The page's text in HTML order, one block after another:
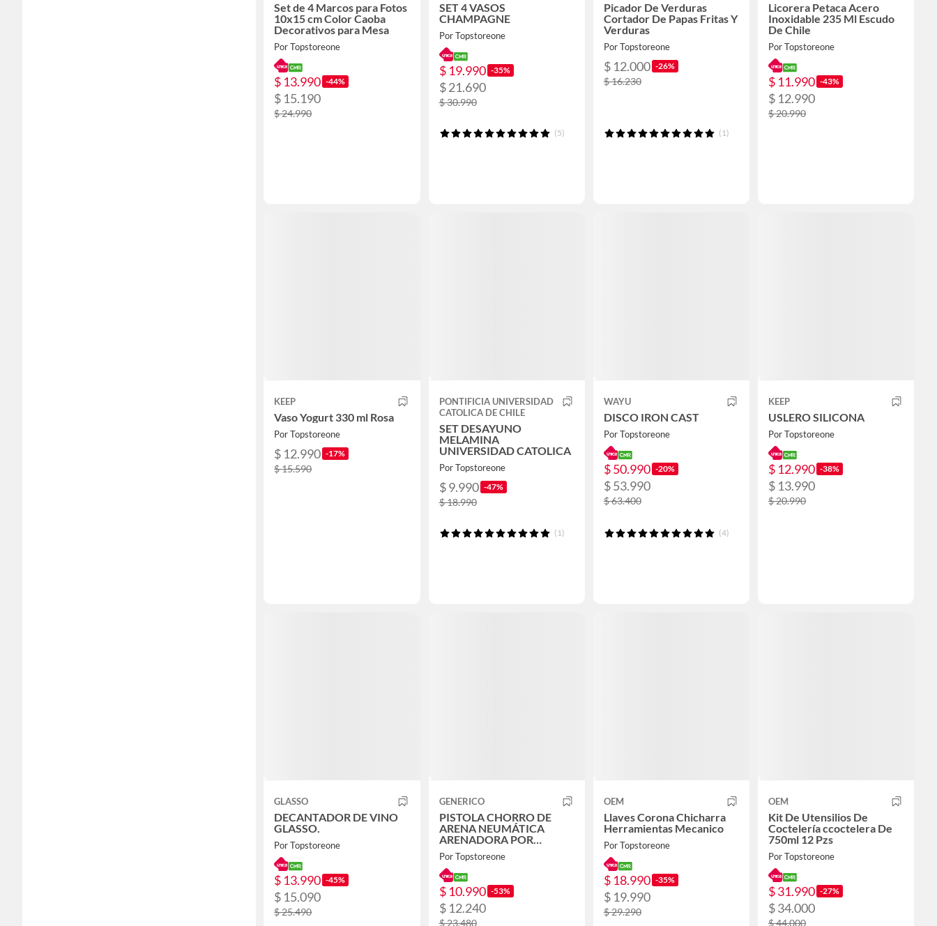
Set de 4 Marcos para Fotos
10x15 cm Color Caoba
Decorativos para Mesa
Por Topstoreone
$ 13.990 -44%
$ 15.190
$ 24.990
SET 4 VASOS
CHAMPAGNE
Por Topstoreone
$ 19.990 -35%
$ 21.690
$ 30.990
(5)
Picador De Verduras
Cortador De Papas Fritas Y
Verduras
Por Topstoreone
$ 12.000 -26%
$ 16.230
(1)
Licorera Petaca Acero
Inoxidable 235 Ml Escudo
De Chile
Por Topstoreone
$ 11.990 -43%
$ 12.990
$ 20.990
KEEP
Vaso Yogurt 330 ml Rosa
Por Topstoreone
$ 12.990 -17%
$ 15.590
PONTIFICIA UNIVERSIDAD
CATOLICA DE CHILE
SET DESAYUNO
MELAMINA
UNIVERSIDAD CATOLICA
Por Topstoreone
$ 9.990 -47%
$ 18.990
(1)
WAYU
DISCO IRON CAST
Por Topstoreone
$ 50.990 -20%
$ 53.990
$ 63.400
(4)
KEEP
USLERO SILICONA
Por Topstoreone
$ 12.990 -38%
$ 13.990
$ 20.990
GLASSO
DECANTADOR DE VINO
GLASSO.
Por Topstoreone
$ 13.990 -45%
$ 15.090
$ 25.490
GENERICO
PISTOLA CHORRO DE
ARENA NEUMÁTICA
ARENADORA POR
GRAVEDAD
Por Topstoreone
$ 10.990 -53%
$ 12.240
$ 23.480
OEM
Llaves Corona Chicharra
Herramientas Mecanico
Por Topstoreone
$ 18.990 -35%
$ 19.990
$ 29.290
OEM
Kit De Utensilios De
Coctelería ccoctelera De
750ml 12 Pzs
Por Topstoreone
$ 31.990 -27%
$ 34.000
$ 44.000